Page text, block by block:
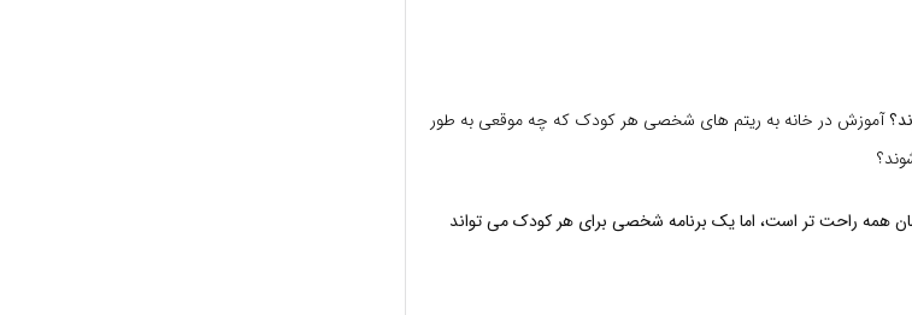
آموزش در خانه به ریتم های شخصی هر کودک که چه موقعی به طور
همه راحت تر است، اما یک برنامه شخصی برای هر کودک می تواند